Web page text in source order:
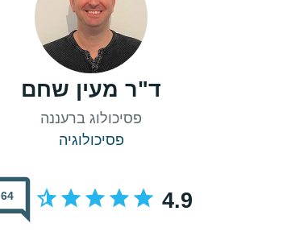
ד"ר מעין שחם
פסיכולוג ברעננה
פסיכולוגיה
4.9
64